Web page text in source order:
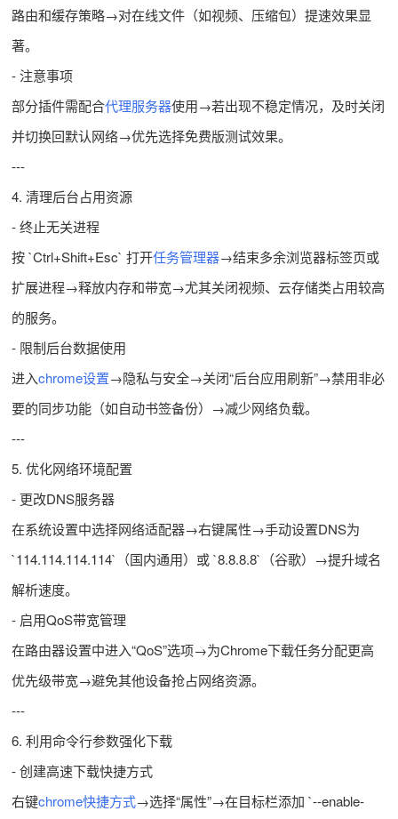
路由和缓存策略→对在线文件（如视频、压缩包）提速效果显
著。
- 注意事项
部分插件需配合代理服务器使用→若出现不稳定情况，及时关闭
并切换回默认网络→优先选择免费版测试效果。
---
4. 清理后台占用资源
- 终止无关进程
按 `Ctrl+Shift+Esc` 打开任务管理器→结束多余浏览器标签页或
扩展进程→释放内存和带宽→尤其关闭视频、云存储类占用较高
的服务。
- 限制后台数据使用
进入chrome设置→隐私与安全→关闭“后台应用刷新”→禁用非必
要的同步功能（如自动书签备份）→减少网络负载。
---
5. 优化网络环境配置
- 更改DNS服务器
在系统设置中选择网络适配器→右键属性→手动设置DNS为
`114.114.114.114`（国内通用）或 `8.8.8.8`（谷歌）→提升域名
解析速度。
- 启用QoS带宽管理
在路由器设置中进入“QoS”选项→为Chrome下载任务分配更高
优先级带宽→避免其他设备抢占网络资源。
---
6. 利用命令行参数强化下载
- 创建高速下载快捷方式
右键chrome快捷方式→选择“属性”→在目标栏添加 `--enable-